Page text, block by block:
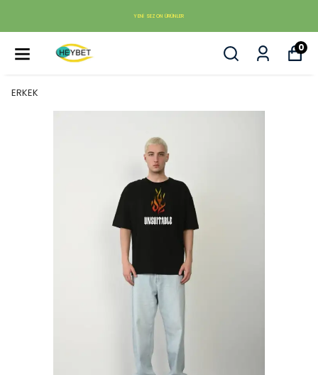
YENI SEZON ÜRÜNLER
0
ERKEK